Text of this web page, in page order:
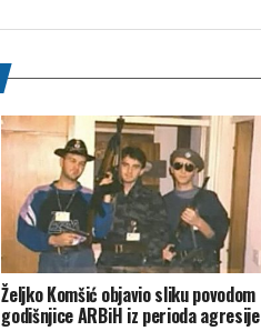
Željko Komšić objavio sliku povodom
godišnjice ARBiH iz perioda agresije